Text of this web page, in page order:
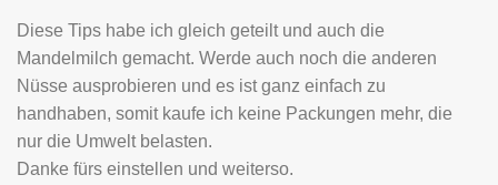
Diese Tips habe ich gleich geteilt und auch die
Mandelmilch gemacht. Werde auch noch die anderen
Nüsse ausprobieren und es ist ganz einfach zu
handhaben, somit kaufe ich keine Packungen mehr, die
nur die Umwelt belasten.
Danke fürs einstellen und weiterso.